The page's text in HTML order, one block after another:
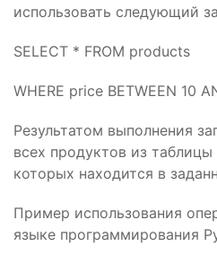
использовать следующий
SELECT * FROM products
WHERE price BETWEEN 10
Результатом выполнения
всех продуктов из
которых находится в
Пример использования
языке программирования